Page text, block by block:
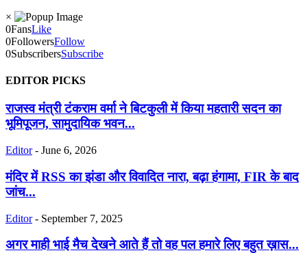
×
0FansLike
0FollowersFollow
0SubscribersSubscribe
EDITOR PICKS
​राजस्व मंत्री टंकराम वर्मा ने बिटकुली में किया महतारी सदन का
भूमिपूजन, सामुदायिक भवन...
Editor - June 6, 2026
मंदिर में RSS का झंडा और विवादित नारा, बढ़ा हंगामा, FIR के बाद
जांच...
Editor - September 7, 2025
अगर माही भाई मैच देखने आते हैं तो वह पल हमारे लिए बहुत ख़ास...